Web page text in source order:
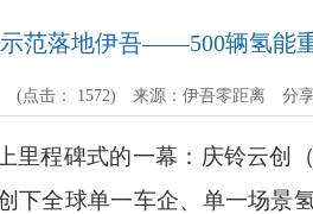
范落地伊吾——500辆氢能
(点击： 1572) 来源：伊吾零距离 分
里程碑式的一幕：庆铃云创
下全球单一车企、单一场景